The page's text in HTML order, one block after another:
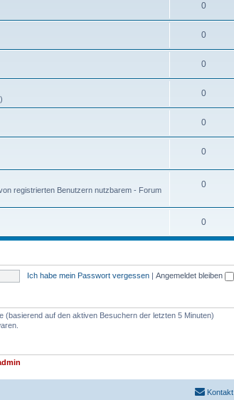
0
0
0
0
0
0
registrierten Benutzern nutzbarem - Forum
0
0
Ich habe mein Passwort vergessen | Angemeldet bleiben
(basierend auf den aktiven Besuchern der letzten 5 Minuten)
Kontakt